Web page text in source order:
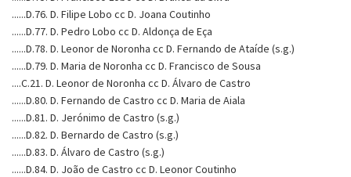
......D.76. D. Filipe Lobo cc D. Joana Coutinho
......D.77. D. Pedro Lobo cc D. Aldonça de Eça
......D.78. D. Leonor de Noronha cc D. Fernando de Ataíde (s.g.)
......D.79. D. Maria de Noronha cc D. Francisco de Sousa
....C.21. D. Leonor de Noronha cc D. Álvaro de Castro
......D.80. D. Fernando de Castro cc D. Maria de Aiala
......D.81. D. Jerónimo de Castro (s.g.)
......D.82. D. Bernardo de Castro (s.g.)
......D.83. D. Álvaro de Castro (s.g.)
......D.84. D. João de Castro cc D. Leonor Coutinho